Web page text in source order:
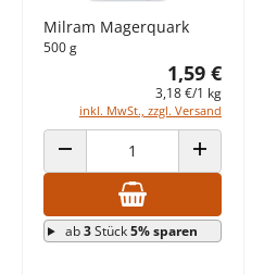
Milram Magerquark
500 g
1,59 €
3,18 €/1 kg
inkl. MwSt., zzgl. Versand
ANZAHL VERRINGERN ANZAHL
ab3Stück5% sparen